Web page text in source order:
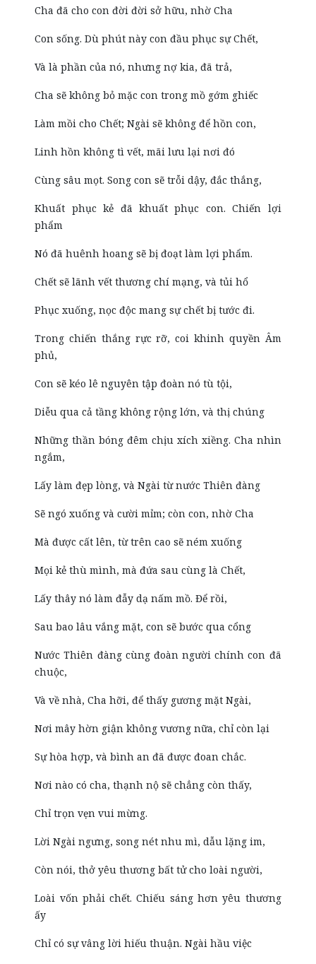
Cha đã cho con đời đời sở hữu, nhờ Cha
Con sống. Dù phút này con đầu phục sự Chết,
Và là phần của nó, nhưng nợ kia, đã trả,
Cha sẽ không bỏ mặc con trong mồ gớm ghiếc
Làm mồi cho Chết; Ngài sẽ không để hồn con,
Linh hồn không tì vết, mãi lưu lại nơi đó
Cùng sâu mọt. Song con sẽ trỗi dậy, đắc thắng,
Khuất phục kẻ đã khuất phục con. Chiến lợi
phẩm
Nó đã huênh hoang sẽ bị đoạt làm lợi phẩm.
Chết sẽ lãnh vết thương chí mạng, và tủi hổ
Phục xuống, nọc độc mang sự chết bị tước đi.
Trong chiến thắng rực rỡ, coi khinh quyền Âm
phủ,
Con sẽ kéo lê nguyên tập đoàn nó tù tội,
Diễu qua cả tầng không rộng lớn, và thị chúng
Những thần bóng đêm chịu xích xiềng. Cha nhìn
ngắm,
Lấy làm đẹp lòng, và Ngài từ nước Thiên đàng
Sẽ ngó xuống và cười mỉm; còn con, nhờ Cha
Mà được cất lên, từ trên cao sẽ ném xuống
Mọi kẻ thù mình, mà đứa sau cùng là Chết,
Lấy thây nó làm đẫy dạ nấm mồ. Để rồi,
Sau bao lâu vắng mặt, con sẽ bước qua cổng
Nước Thiên đàng cùng đoàn người chính con đã
chuộc,
Và về nhà, Cha hỡi, để thấy gương mặt Ngài,
Nơi mây hờn giận không vương nữa, chỉ còn lại
Sự hòa hợp, và bình an đã được đoan chắc.
Nơi nào có cha, thạnh nộ sẽ chẳng còn thấy,
Chỉ trọn vẹn vui mừng.
Lời Ngài ngưng, song nét nhu mì, dẫu lặng im,
Còn nói, thở yêu thương bất tử cho loài người,
Loài vốn phải chết. Chiếu sáng hơn yêu thương
ấy
Chỉ có sự vâng lời hiếu thuận. Ngài hầu việc